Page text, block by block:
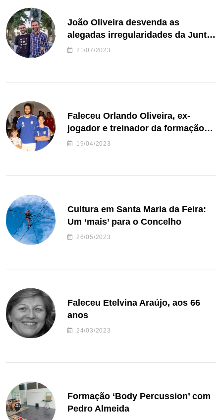
João Oliveira desvenda as
alegadas irregularidades da Junta
de Freguesia S. João de Ver
21/07/2023
Faleceu Orlando Oliveira, ex-
jogador e treinador da formação
de andebol do Feirense
19/04/2023
Cultura em Santa Maria da Feira:
Um ‘mais’ para o Concelho
26/05/2023
Faleceu Etelvina Araújo, aos 66
anos
24/03/2023
Formação ‘Body Percussion’ com
Pedro Almeida